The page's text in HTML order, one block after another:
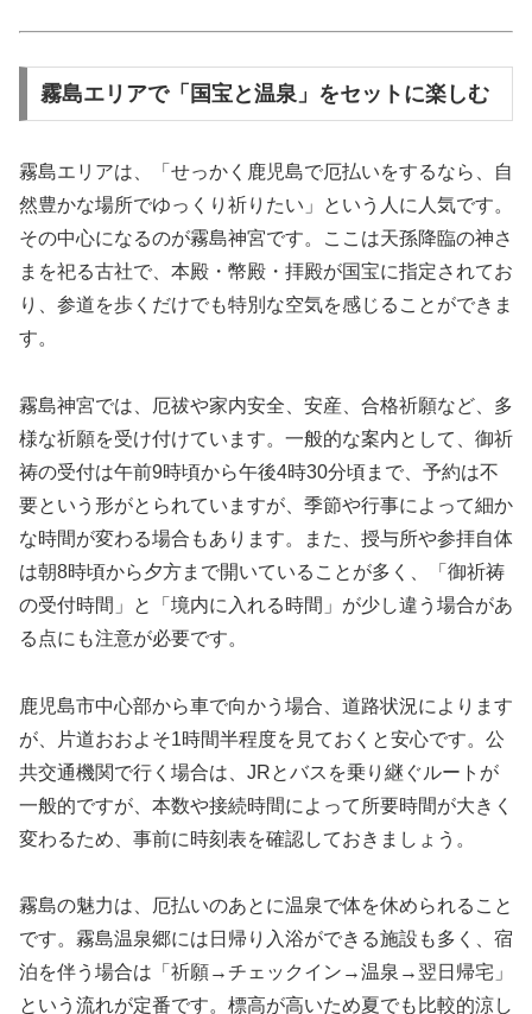
霧島エリアで「国宝と温泉」をセットに楽しむ
霧島エリアは、「せっかく鹿児島で厄払いをするなら、自
然豊かな場所でゆっくり祈りたい」という人に人気です。
その中心になるのが霧島神宮です。ここは天孫降臨の神さ
まを祀る古社で、本殿・幣殿・拝殿が国宝に指定されてお
り、参道を歩くだけでも特別な空気を感じることができま
す。
霧島神宮では、厄祓や家内安全、安産、合格祈願など、多
様な祈願を受け付けています。一般的な案内として、御祈
祷の受付は午前9時頃から午後4時30分頃まで、予約は不
要という形がとられていますが、季節や行事によって細か
な時間が変わる場合もあります。また、授与所や参拝自体
は朝8時頃から夕方まで開いていることが多く、「御祈祷
の受付時間」と「境内に入れる時間」が少し違う場合があ
る点にも注意が必要です。
鹿児島市中心部から車で向かう場合、道路状況によります
が、片道おおよそ1時間半程度を見ておくと安心です。公
共交通機関で行く場合は、JRとバスを乗り継ぐルートが
一般的ですが、本数や接続時間によって所要時間が大きく
変わるため、事前に時刻表を確認しておきましょう。
霧島の魅力は、厄払いのあとに温泉で体を休められること
です。霧島温泉郷には日帰り入浴ができる施設も多く、宿
泊を伴う場合は「祈願→チェックイン→温泉→翌日帰宅」
という流れが定番です。標高が高いため夏でも比較的涼し